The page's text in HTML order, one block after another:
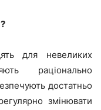
для невеликих
раціонально
достатньо
змінювати